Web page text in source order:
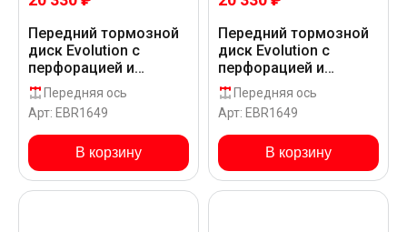
Передний тормозной
диск Evolution с
перфорацией и
насечками в покрытии
GEOMET для
Mercedes-Benz AMG E
43 W213
Передняя ось
Арт: EBR1649
В корзину
Передний тормозной
диск Evolution с
перфорацией и
насечками в покрытии
GEOMET для
Mercedes-Benz AMG E
53 EQ BOOST W213
Передняя ось
Арт: EBR1649
В корзину